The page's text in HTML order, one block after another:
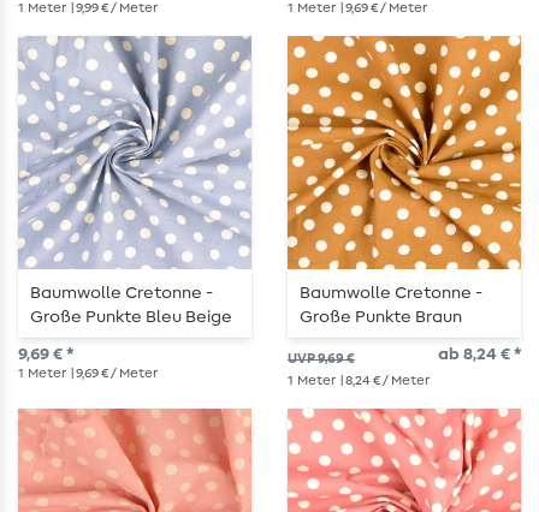
1 Meter | 9,99 € / Meter 1 Meter | 9,69 € / Meter
Baumwolle Cretonne -
Große Punkte Bleu Beige
Wash
9,69 € *
1 Meter | 9,69 € / Meter
Baumwolle Cretonne -
Große Punkte Braun
Beige Wash
UVP 9,69 € ab 8,24 € *
1 Meter | 8,24 € / Meter